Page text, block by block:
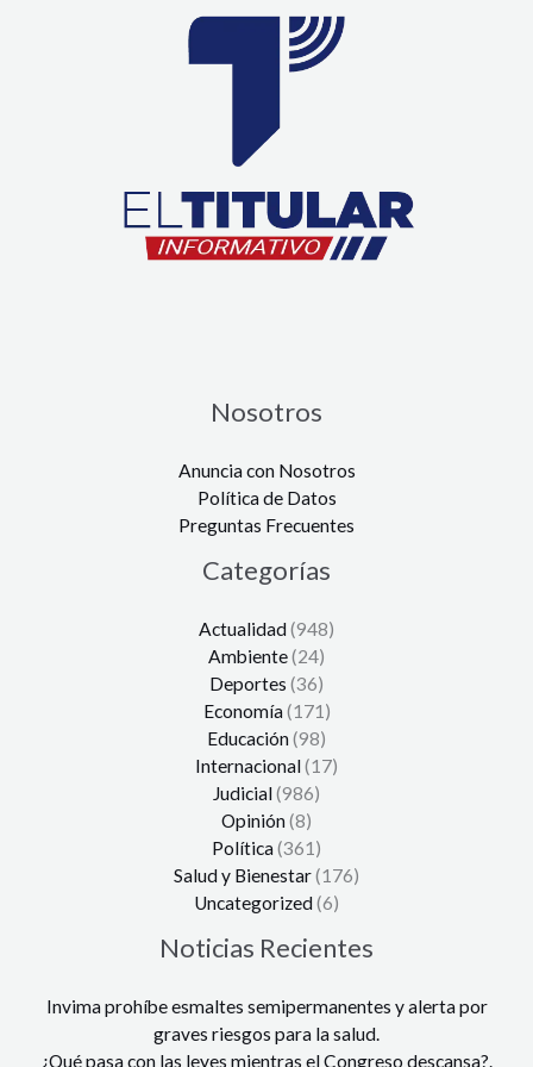
Nosotros
Anuncia con Nosotros
Política de Datos
Preguntas Frecuentes
Categorías
Actualidad(948)
Ambiente(24)
Deportes (36)
Economía(171)
Educación(98)
Internacional(17)
Judicial(986)
Opinión(8)
Política(361)
Salud y Bienestar(176)
Uncategorized(6)
Noticias Recientes
Invima prohíbe esmaltes semipermanentes y alerta por
graves riesgos para la salud.
¿Qué pasa con las leyes mientras el Congreso descansa?.